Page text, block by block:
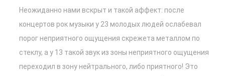
Неожиданно нами вскрыт и такой аффект: после
концертов рок музыки у 23 молодых людей ослабевал
порог неприятного ощущения скрежета металлом по
стеклу, а у 13 такой звук из зоны неприятного ощущения
переходил в зону нейтрального, либо приятного! Это